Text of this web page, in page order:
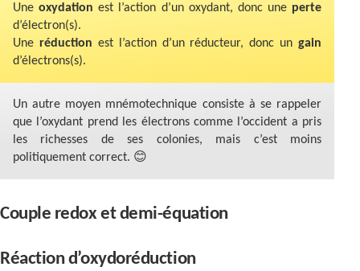
Uneoxydation est l’action d’un oxydant, donc une perte
d’électron(s).
Une réduction est l’action d’un réducteur, donc un gain
d’électrons(s).
Un autre moyen mnémotechnique consiste à se rappeler
que l’oxydant prend les électrons comme l’occident a pris
les richesses de ses colonies, mais c’est moins
politiquement correct. 😊
Couple redox et demi-équation
Réaction d’oxydoréduction